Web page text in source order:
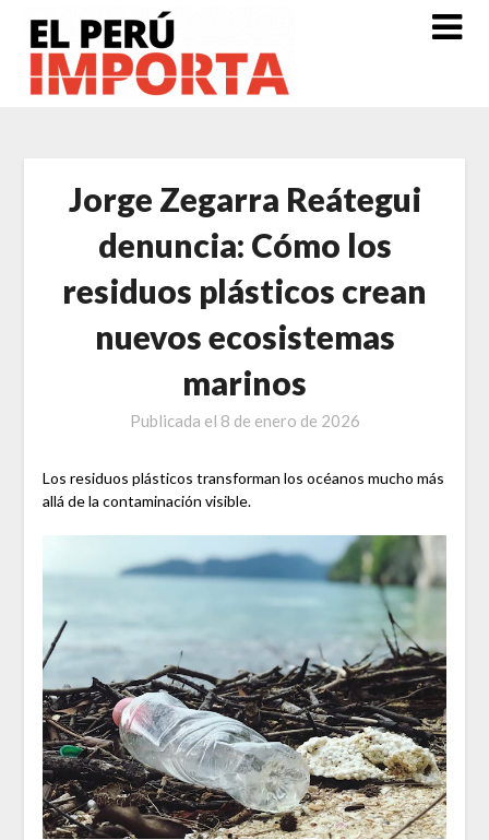
contenido
Jorge Zegarra Reátegui
denuncia: Cómo los
residuos plásticos crean
nuevos ecosistemas
marinos
Publicada el 8 de enero de 2026
Los residuos plásticos transforman los océanos mucho más
allá de la contaminación visible.